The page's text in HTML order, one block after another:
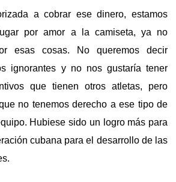
a cobrar ese dinero, estamos
por amor a la camiseta, ya no
esas cosas. No queremos decir
ignorantes y no nos gustaría tener
que tienen otros atletas, pero
no tenemos derecho a ese tipo de
Hubiese sido un logro más para
cubana para el desarrollo de las